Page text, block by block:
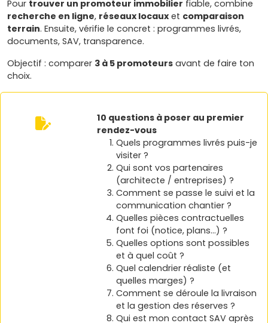
Pour trouver un promoteur immobilier fiable, combine
recherche en ligne, réseaux locauxet comparaison
terrain. Ensuite, vérifie le concret : programmes livrés,
documents, SAV, transparence.
Objectif : comparer 3 à 5 promoteurs avant de faire ton
choix.
10 questions à poser au premier
rendez-vous
Quels programmes livrés puis-je
visiter ?
Qui sont vos partenaires
(architecte / entreprises) ?
Comment se passe le suivi et la
communication chantier ?
Quelles pièces contractuelles
font foi (notice, plans…) ?
Quelles options sont possibles
et à quel coût ?
Quel calendrier réaliste (et
quelles marges) ?
Comment se déroule la livraison
et la gestion des réserves ?
Qui est mon contact SAV après